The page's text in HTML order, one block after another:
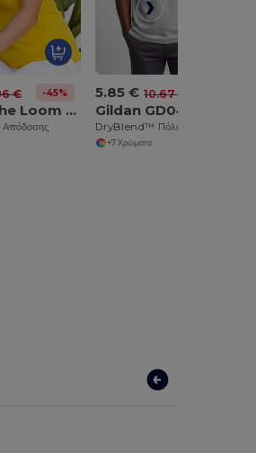
€ -45%
Fruit of the Loom SS212
5.85 € 10.67 €
Gildan GD040
+7 Χρώματα